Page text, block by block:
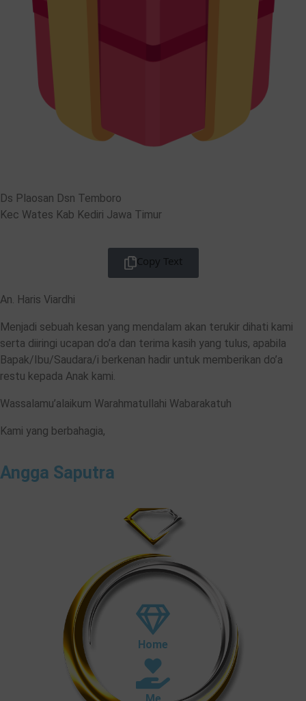
Ds Plaosan Dsn Temboro
Kec Wates Kab Kediri Jawa Timur
Copy Text
An. Haris Viardhi
Menjadi sebuah kesan yang mendalam akan terukir dihati kami
serta diiringi ucapan do’a dan terima kasih yang tulus, apabila
Bapak/Ibu/Saudara/i berkenan hadir untuk memberikan do’a
restu kepada Anak kami.
Wassalamu’alaikum Warahmatullahi Wabarakatuh
Kami yang berbahagia,
Angga Saputra
Home